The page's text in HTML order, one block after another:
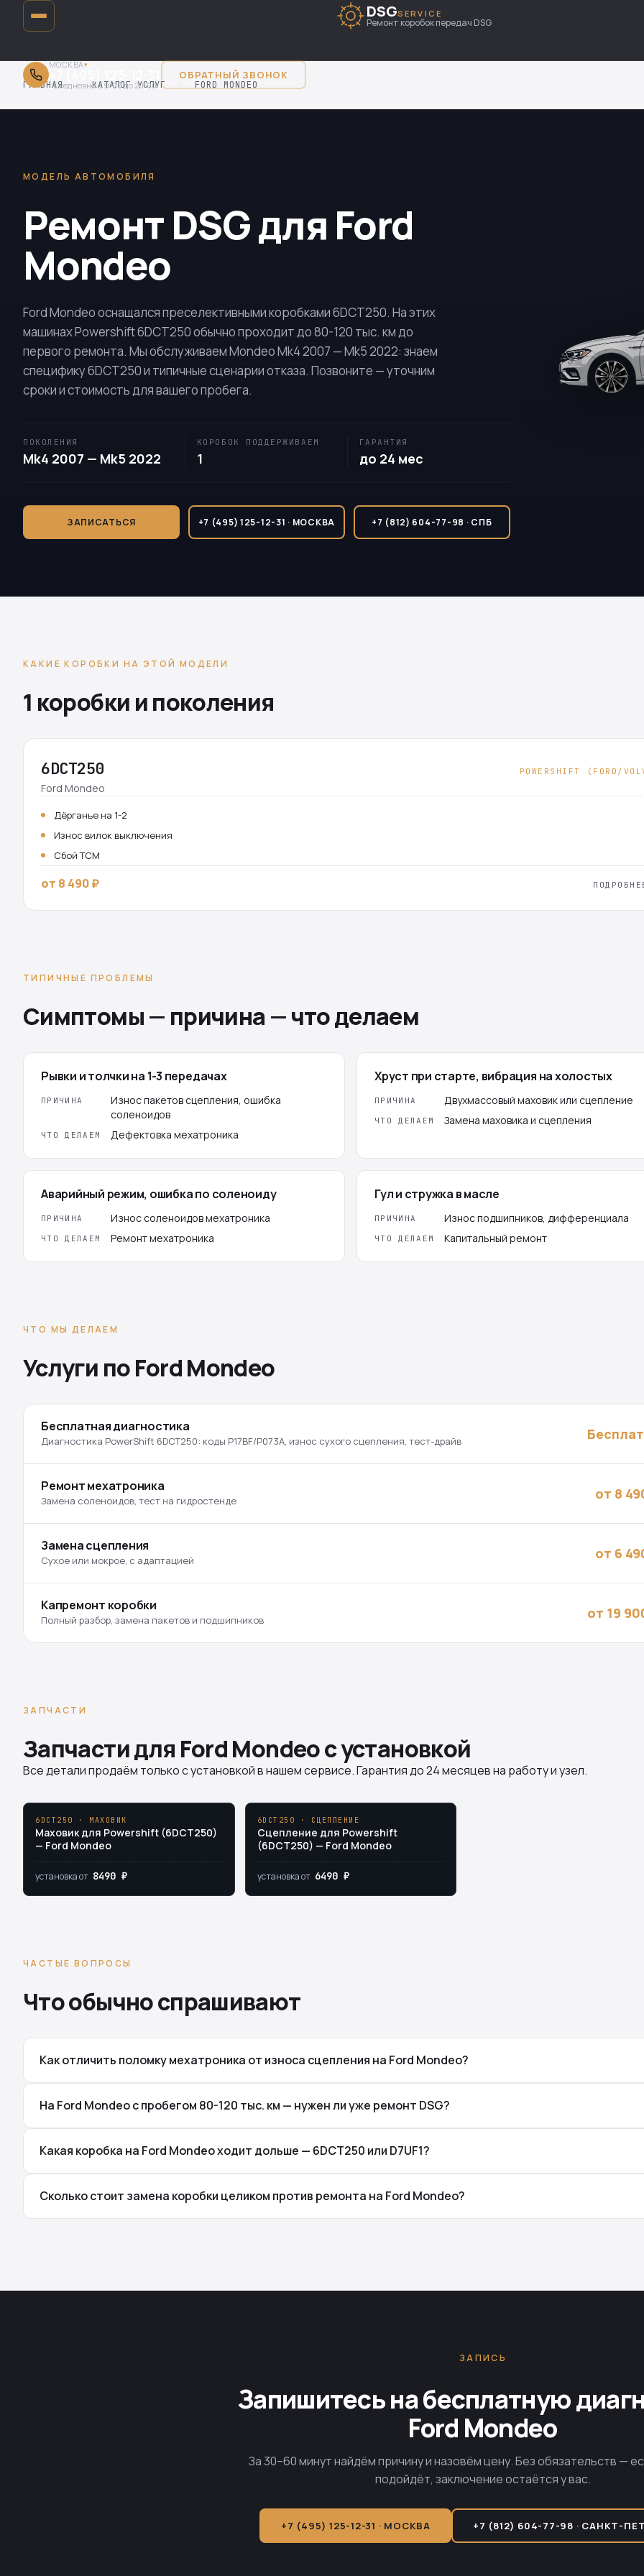
DSGSERVICE
Ремонт коробок передач DSG
МОСКВА▾
Ежедневно с 9:00 до 20:00
ОБРАТНЫЙ ЗВОНОК
ГЛАВНАЯ › КАТАЛОГ УСЛУГ FORD MONDEO
МОДЕЛЬ АВТОМОБИЛЯ
Ремонт DSG для Ford
Mondeo
Ford Mondeo оснащался преселективными коробками6DCT250. На этих
машинах Powershift6DCT250обычно проходит до 80-120 тыс. км до
первого ремонта. Мы обслуживаем Mondeo Mk4 2007 — Mk5 2022: знаем
специфику6DCT250и типичные сценарии отказа. Позвоните — уточним
сроки и стоимость для вашего пробега.
ПОКОЛЕНИЯ
Mk4 2007 — Mk5 2022
КОРОБОК ПОДДЕРЖИВАЕМ
1
ГАРАНТИЯ
до 24 мес
ЗАПИСАТЬСЯ +7 (495) 125-12-31 · МОСКВА +7 (812) 604-77-98 · СПБ
КАКИЕ КОРОБКИ НА ЭТОЙ МОДЕЛИ
1 коробки и поколения
6DCT250 POWERSHIFT (FORD/
Ford Mondeo
Дёрганье на 1-2
Износ вилок выключения
Сбой TCM
от 8 490 ₽
ТИПИЧНЫЕ ПРОБЛЕМЫ
Симптомы — причина — что делаем
Рывки и толчки на 1-3 передачах
ПРИЧИНА
Износ пакетов сцепления, ошибка
соленоидов
ЧТО ДЕЛАЕМ Дефектовка мехатроника
Хруст при старте, вибрация на холостых
ПРИЧИНА Двухмассовый маховик или сцепление
ЧТО ДЕЛАЕМ Замена маховика и сцепления
Аварийный режим, ошибка по соленоиду
ПРИЧИНА Износ соленоидов мехатроника
ЧТО ДЕЛАЕМ Ремонт мехатроника
Гул и стружка в масле
ПРИЧИНА Износ подшипников, дифференциала
ЧТО ДЕЛАЕМ Капитальный ремонт
ЧТО МЫ ДЕЛАЕМ
Услуги по Ford Mondeo
Бесплатная диагностика
Диагностика PowerShift 6DCT250: коды P17BF/P073A, износ сухого сцепления, тест-драйв
Ремонт мехатроника
Замена соленоидов, тест на гидростенде от 8
Замена сцепления
Сухое или мокрое, с адаптацией от 6
Капремонт коробки
Полный разбор, замена пакетов и подшипников от 19
ЗАПЧАСТИ
Запчасти для Ford Mondeo с установкой
Все детали продаём только с установкой в нашем сервисе. Гарантия до 24 месяцев на работу и узел.
6DCT250 · МАХОВИК
Маховик для Powershift (6DCT250)
— Ford Mondeo
установка от 8490 ₽
6DCT250 · СЦЕПЛЕНИЕ
Сцепление для Powershift
(6DCT250) — Ford Mondeo
установка от 6490 ₽
ЧАСТЫЕ ВОПРОСЫ
Что обычно спрашивают
Как отличить поломку мехатроника от износа сцепления на Ford Mondeo?
На Ford Mondeo с пробегом 80-120 тыс. км — нужен ли уже ремонт DSG?
Какая коробка на Ford Mondeo ходит дольше — 6DCT250 или D7UF1?
Сколько стоит замена коробки целиком против ремонта на Ford Mondeo?
ЗАПИСЬ
Запишитесь на бесплатную
Ford Mondeo
За 30–60 минут найдём причину и назовём цену. Без обязательств —
подойдёт, заключение остаётся у вас.
+7 (495) 125-12-31 · МОСКВА +7 (812) 604-77-98 · САНКТ-